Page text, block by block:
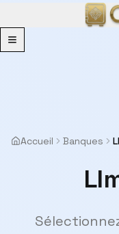
Menu
Accueil Banques